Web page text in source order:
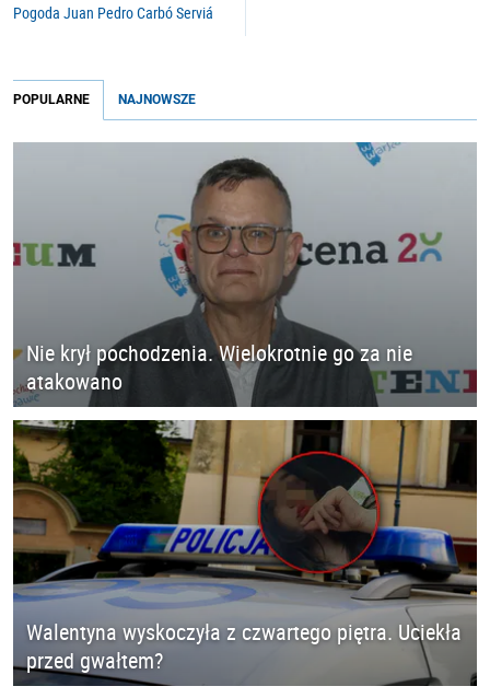
Pogoda Juan Pedro Carbó Serviá
POPULARNE NAJNOWSZE
Nie krył pochodzenia. Wielokrotnie go za nie
atakowano
Walentyna wyskoczyła z czwartego piętra. Uciekła
przed gwałtem?